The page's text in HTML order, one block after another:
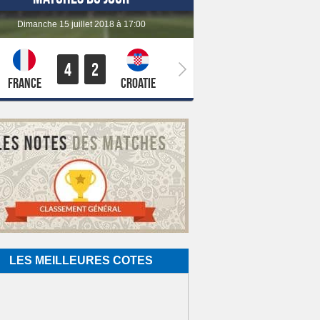
dimanche 15 juillet 2018 à 17:00
France
4 2
Croatie
LES MEILLEURES COTES